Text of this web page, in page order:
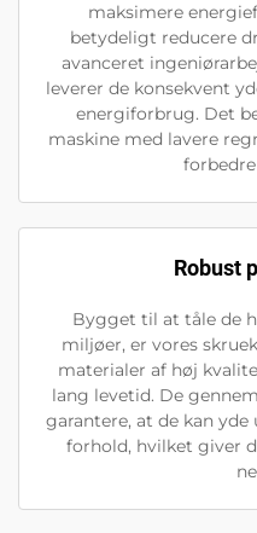
maksimere
betydeligt reducere
avanceret
leverer de konsekvent
energiforbrug. Det
maskine med lavere
Robust
Bygget til at tåle de
miljøer, er vores
materialer af høj
lang levetid. De
garantere, at de kan
forhold, hvilket giver